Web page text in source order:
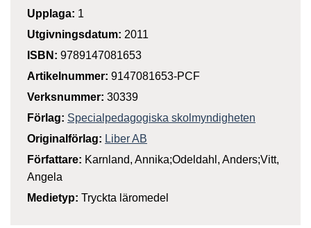
Upplaga: 1
Utgivningsdatum: 2011
ISBN: 9789147081653
Artikelnummer: 9147081653-PCF
Verksnummer: 30339
Förlag: Specialpedagogiska skolmyndigheten
Originalförlag: Liber AB
Författare: Karnland, Annika;Odeldahl, Anders;Vitt,
Angela
Medietyp: Tryckta läromedel